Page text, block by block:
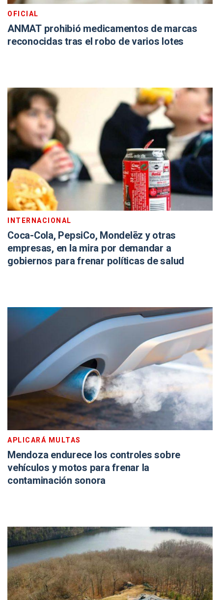
OFICIAL
ANMAT prohibió medicamentos de marcas
reconocidas tras el robo de varios lotes
INTERNACIONAL
Coca-Cola, PepsiCo, Mondelēz y otras
empresas, en la mira por demandar a
gobiernos para frenar políticas de salud
APLICARÁ MULTAS
Mendoza endurece los controles sobre
vehículos y motos para frenar la
contaminación sonora